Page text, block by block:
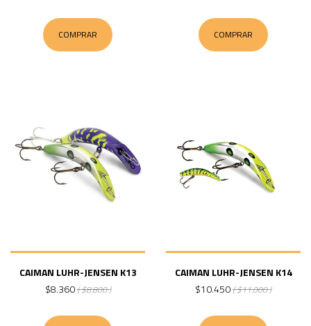
COMPRAR COMPRAR
CAIMAN LUHR-JENSEN K13
$8.360( $8.800 )
CAIMAN LUHR-JENSEN K14
$10.450( $11.000 )